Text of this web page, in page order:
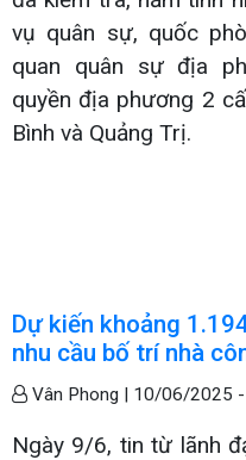
vụ quân sự, quốc
quan quân sự địa
quyền địa phương 2
Bình và Quảng Trị.
Dự kiến khoảng
nhu cầu bố trí nhà
Vân Phong | 10/06/2025
Ngày 9/6, tin từ lãnh